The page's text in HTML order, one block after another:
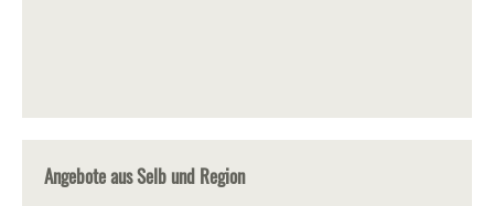
Angebote aus Selb und Region